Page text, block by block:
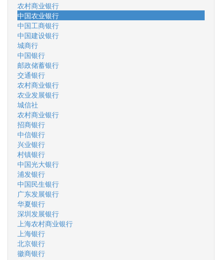
农村商业银行
中国农业银行
中国工商银行
中国建设银行
城商行
中国银行
邮政储蓄银行
交通银行
农村商业银行
农业发展银行
城信社
农村商业银行
招商银行
中信银行
兴业银行
村镇银行
中国光大银行
浦发银行
中国民生银行
广东发展银行
华夏银行
深圳发展银行
上海农村商业银行
上海银行
北京银行
徽商银行